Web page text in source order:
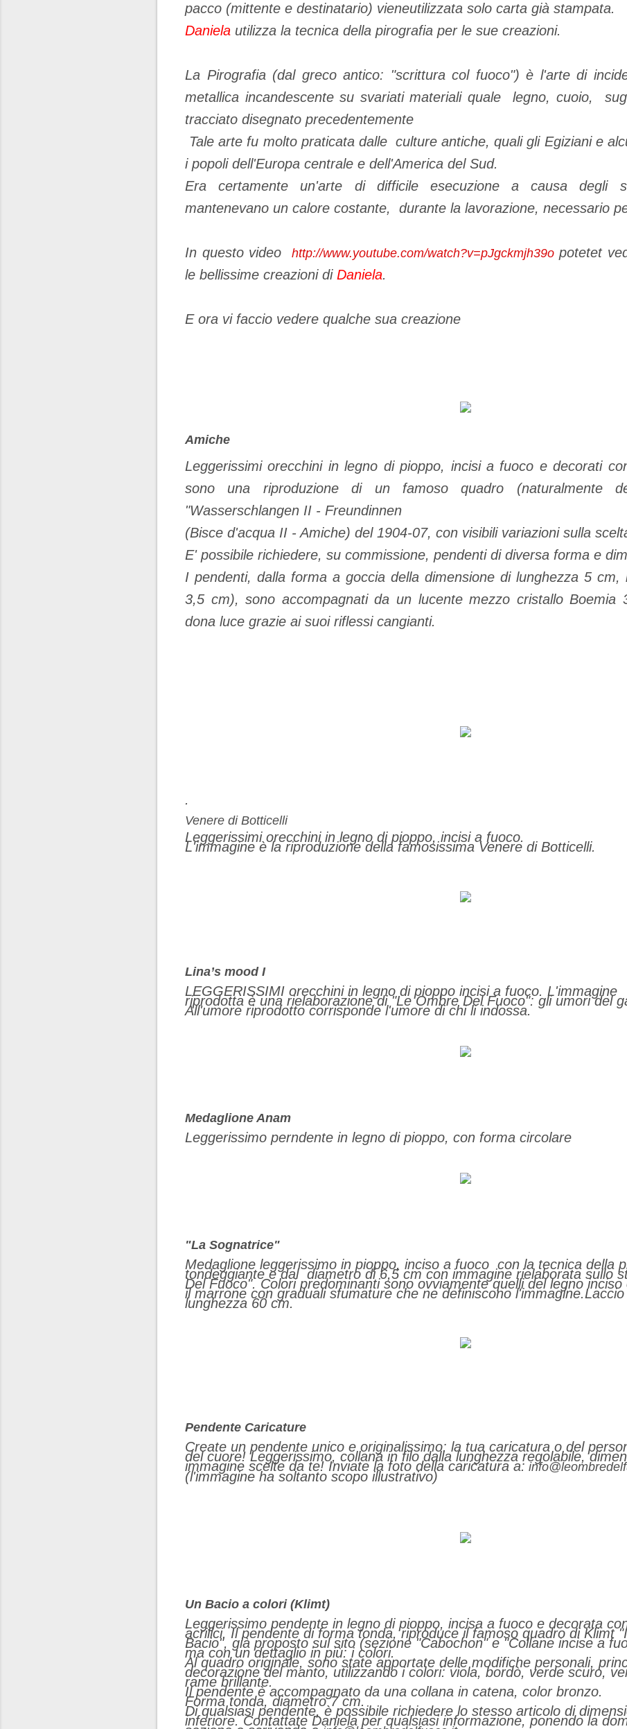
pacco (mittente e destinatario) vieneutilizzata solo carta già stampata.
Daniela utilizza la tecnica della pirografia per le sue creazioni.
La Pirografia (dal greco antico: "scrittura col fuoco") è l'arte di
metallica incandescente su svariati materiali quale legno, cuoio,
tracciato disegnato precedentemente
Tale arte fu molto praticata dalle culture antiche, quali gli Egiziani e
i popoli dell'Europa centrale e dell'America del Sud.
Era certamente un'arte di difficile esecuzione a causa degli
mantenevano un calore costante, durante la lavorazione, necessario
In questo video http://www.youtube.com/watch?v=pJgckmjh39opotetet
le bellissime creazioni di Daniela.
E ora vi faccio vedere qualche sua creazione
Amiche
Leggerissimi orecchini in legno di pioppo, incisi a fuoco e decorati
sono una riproduzione di un famoso quadro (naturalmente
"Wasserschlangen II - Freundinnen
(Bisce d'acqua II - Amiche) del 1904-07, con visibili variazioni sulla
E' possibile richiedere, su commissione, pendenti di diversa forma e
I pendenti, dalla forma a goccia della dimensione di lunghezza 5 cm,
3,5 cm), sono accompagnati da un lucente mezzo cristallo Boemia
dona luce grazie ai suoi riflessi cangianti.
.
Venere di Botticelli
Leggerissimi orecchini in legno di pioppo, incisi a fuoco.
L'immagine è la riproduzione della famosissima Venere di Botticelli.
Lina’s mood I
LEGGERISSIMI orecchini in legno di pioppo incisi a fuoco. L'immagine
riprodotta è una rielaborazione di "Le Ombre Del Fuoco": gli umori del
All'umore riprodotto corrisponde l'umore di chi li indossa.
Medaglione Anam
Leggerissimo perndente in legno di pioppo, con forma circolare
"La Sognatrice"
Medaglione leggerissimo in pioppo, inciso a fuoco con la tecnica della
tondeggiante e dal diametro di 6,5 cm con immagine rielaborata sullo
Del Fuoco". Colori predominanti sono ovviamente quelli del legno
il marrone con graduali sfumature che ne definiscono
lunghezza 60 cm.
Pendente Caricature
Create un pendente unico e originalissimo: la tua caricatura o del
del cuore! Leggerissimo, collana in filo dalla lunghezza regolabile,
immagine scelte da te! Inviate la foto della caricatura a:
(l'immagine ha soltanto scopo illustrativo)
Un Bacio a colori (Klimt)
Leggerissimo pendente in legno di pioppo, incisa a fuoco e decorata
acrilici. Il pendente di forma tonda, riproduce il famoso quadro di Klimt
Bacio", già proposto sul sito (sezione "Cabochon" e "Collane incise a
ma con un dettaglio in più: i colori.
Al quadro originale, sono state apportate delle modifiche personali,
decorazione del manto, utilizzando i colori: viola, bordò, verde scuro,
rame brillante.
Il pendente è accompagnato da una collana in catena, color bronzo.
Forma tonda, diametro 7 cm.
Di qualsiasi pendente, è possibile richiedere lo stesso articolo di
inferiore. Contattate Daniela per qualsiasi informazione, ponendo la